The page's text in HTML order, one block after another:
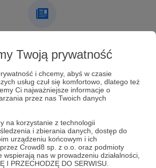
Twoją prywatność
i chcemy, abyś w czasie
usług czuł się komfortowo, dlatego też
Ci najważniejsze informacje o
przez nas Twoich danych
na korzystanie z technologii
i zbierania danych, dostęp do
urządzeniu końcowym i ich
Crowd8 sp. z o.o. oraz podmioty
nas w prowadzeniu działalności,
I PRZECHODZĘ DO SERWISU.
dodał jeszcze żadnych postów